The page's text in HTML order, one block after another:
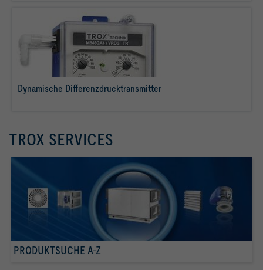
Dynamische Differenzdrucktransmitter
TROX SERVICES
PRODUKTSUCHE A-Z